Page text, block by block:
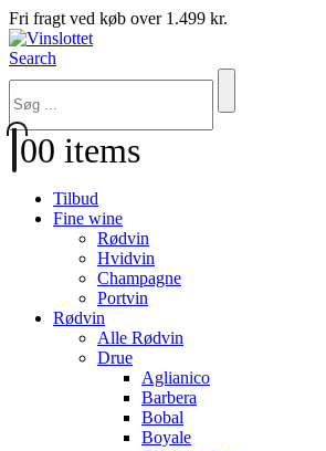
Fri fragt ved køb over 1.499 kr.
Search
00 items
Tilbud
Fine wine
Rødvin
Hvidvin
Champagne
Portvin
Rødvin
Alle Rødvin
Drue
Aglianico
Barbera
Bobal
Boyale